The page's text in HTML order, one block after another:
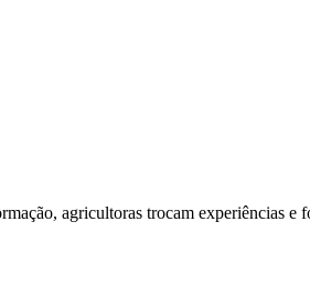
agricultoras trocam experiências